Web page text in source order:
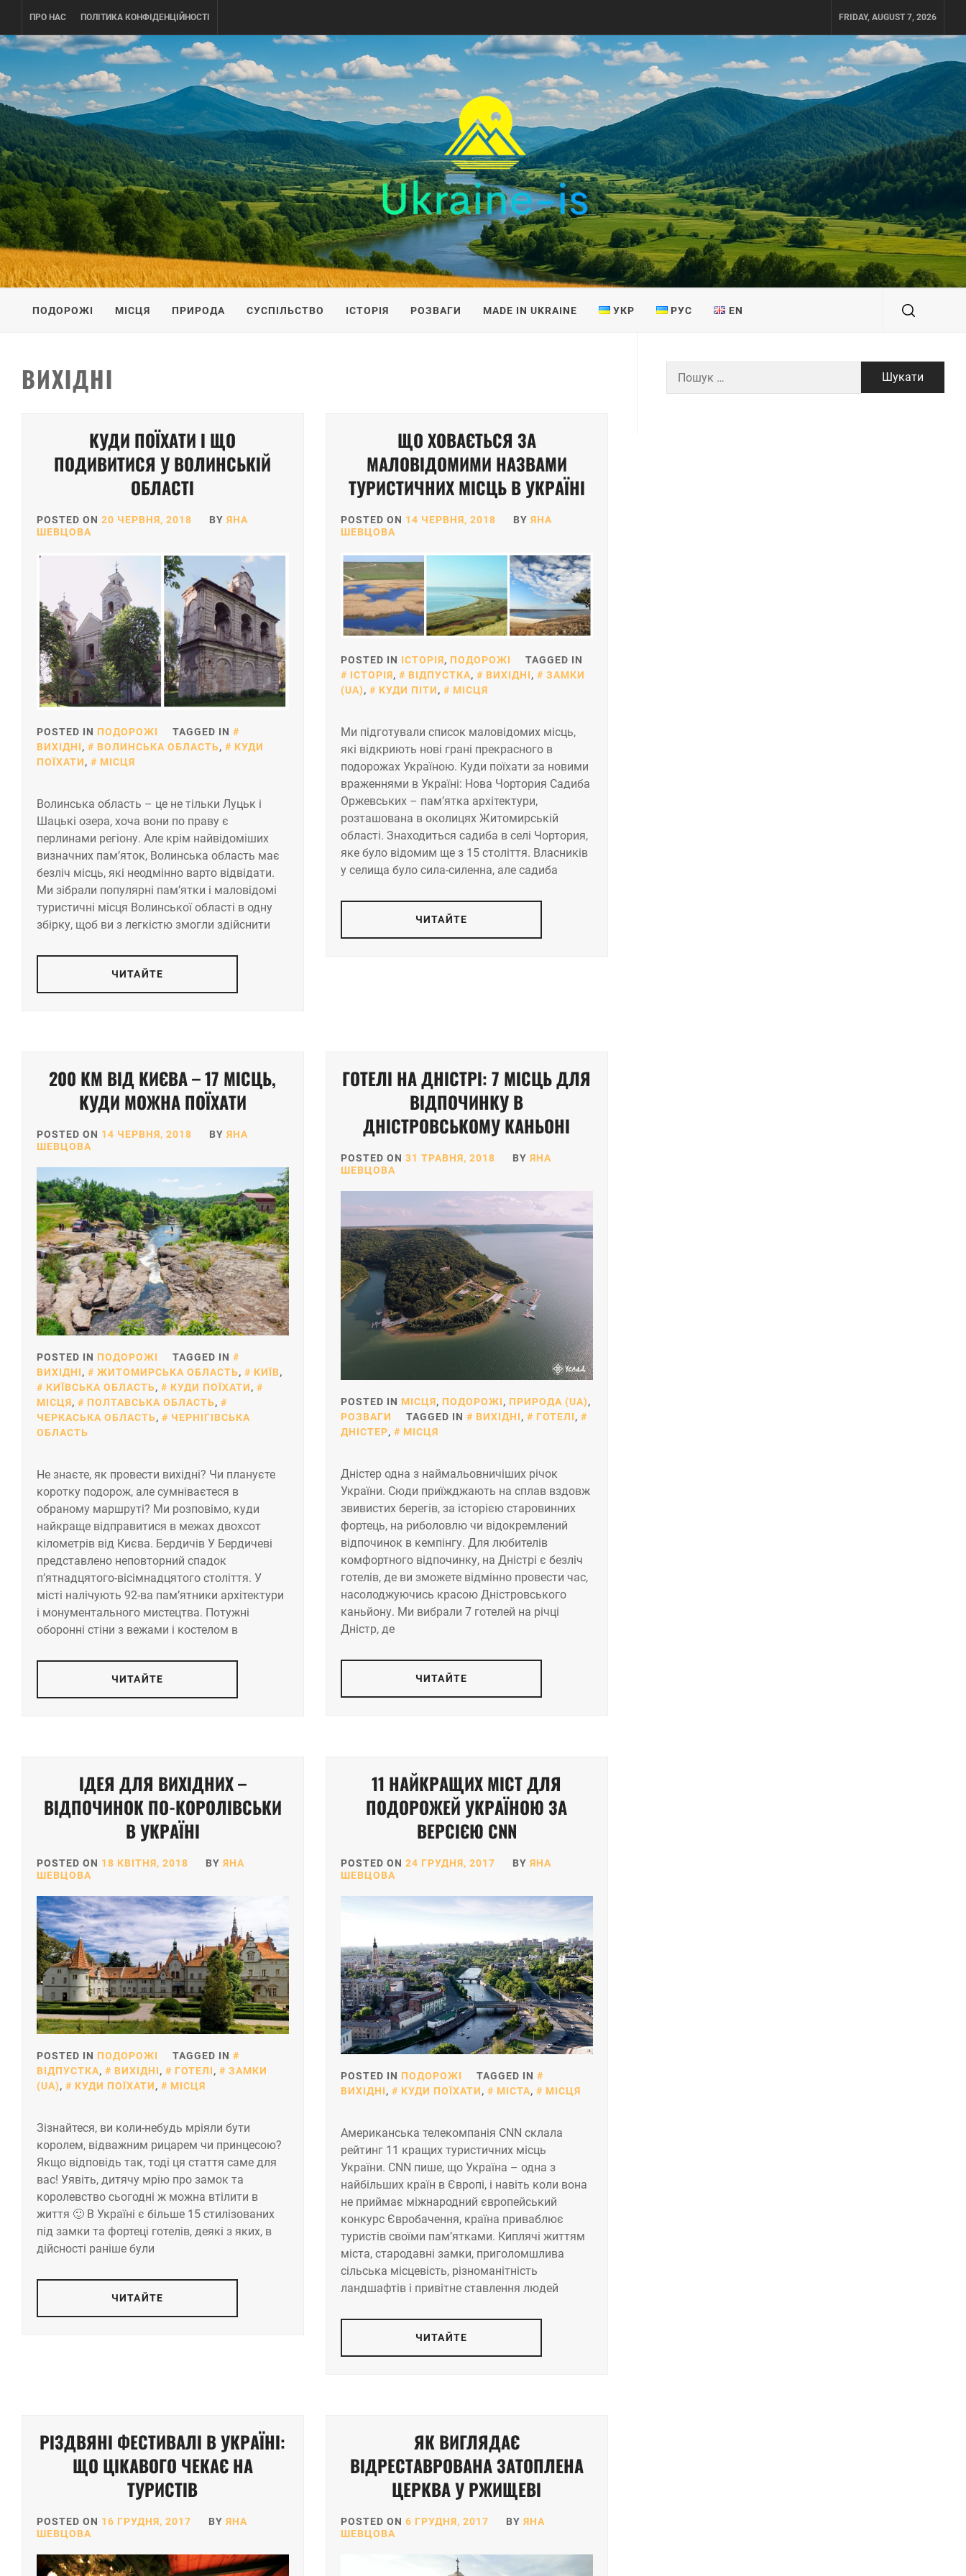
content
ПРО НАС ПОЛІТИКА КОНФІДЕНЦІЙНОСТІ FRIDAY, AUGUST 7, 2026
UKRAINE-IS
ПОДОРОЖI ПО УКРАЇНІ
ПОДОРОЖІ МІСЦЯ ПРИРОДА СУСПІЛЬСТВО ІСТОРІЯ РОЗВАГИ MADE IN UKRAINE УКР РУС EN
ВИХІДНІ
КУДИ ПОЇХАТИ І ЩО
ПОДИВИТИСЯ У ВОЛИНСЬКІЙ
ОБЛАСТІ
POSTED ON 20 ЧЕРВНЯ, 2018 BY ЯНА
ШЕВЦОВА
POSTED IN ПОДОРОЖІ
TAGGED IN
ВИХІДНІ, ВОЛИНСЬКА ОБЛАСТЬ,
КУДИ
ПОЇХАТИ, МІСЦЯ
Волинська область – це не тільки Луцьк і
Шацькі озера, хоча вони по праву є
перлинами регіону. Але крім найвідоміших
визначних пам’яток, Волинська область має
безліч місць, які неодмінно варто відвідати.
Ми зібрали популярні пам’ятки і маловідомі
туристичні місця Волинської області в одну
збірку, щоб ви з легкістю змогли здійснити
ЧИТАЙТЕ
ЩО ХОВАЄТЬСЯ ЗА
МАЛОВІДОМИМИ НАЗВАМИ
ТУРИСТИЧНИХ МІСЦЬ В УКРАЇНІ
POSTED ON 14 ЧЕРВНЯ, 2018 BY ЯНА
ШЕВЦОВА
POSTED IN ІСТОРІЯ, ПОДОРОЖІ
TAGGED IN
ІСТОРІЯ, ВІДПУСТКА, ВИХІДНІ,
ЗАМКИ
(UA), КУДИ ПІТИ, МІСЦЯ
Ми підготували список маловідомих місць,
які відкриють нові грані прекрасного в
подорожах Україною. Куди поїхати за новими
враженнями в Україні: Нова Чортория Садиба
Оржевських – пам’ятка архітектури,
розташована в околицях Житомирській
області. Знаходиться садиба в селі Чортория,
яке було відомим ще з 15 століття. Власників
у селища було сила-силенна, але садиба
ЧИТАЙТЕ
200 КМ ВІД КИЄВА – 17 МІСЦЬ,
КУДИ МОЖНА ПОЇХАТИ
POSTED ON 14 ЧЕРВНЯ, 2018 BY ЯНА
ШЕВЦОВА
POSTED IN ПОДОРОЖІ
TAGGED IN
ВИХІДНІ, ЖИТОМИРСЬКА ОБЛАСТЬ, КИЇВ,
КИЇВСЬКА ОБЛАСТЬ, КУДИ ПОЇХАТИ,
МІСЦЯ, ПОЛТАВСЬКА ОБЛАСТЬ,
ЧЕРКАСЬКА ОБЛАСТЬ,
ЧЕРНІГІВСЬКА
ОБЛАСТЬ
Не знаєте, як провести вихідні? Чи плануєте
коротку подорож, але сумніваєтеся в
обраному маршруті? Ми розповімо, куди
найкраще відправитися в межах двохсот
кілометрів від Києва. Бердичів У Бердичеві
представлено неповторний спадок
п’ятнадцятого-вісімнадцятого століття. У
місті налічують 92-ва пам’ятники архітектури
і монументального мистецтва. Потужні
оборонні стіни з вежами і костелом в
ЧИТАЙТЕ
ГОТЕЛІ НА ДНІСТРІ: 7 МІСЦЬ ДЛЯ
ВІДПОЧИНКУ В
ДНІСТРОВСЬКОМУ КАНЬОНІ
POSTED ON 31 ТРАВНЯ, 2018 BY ЯНА
ШЕВЦОВА
POSTED IN МІСЦЯ, ПОДОРОЖІ, ПРИРОДА (UA),
РОЗВАГИ
TAGGED IN ВИХІДНІ, ГОТЕЛІ,
ДНІСТЕР, МІСЦЯ
Дністер одна з наймальовничіших річок
України. Сюди приїжджають на сплав вздовж
звивистих берегів, за історією старовинних
фортець, на риболовлю чи відокремлений
відпочинок в кемпінгу. Для любителів
комфортного відпочинку, на Дністрі є безліч
готелів, де ви зможете відмінно провести час,
насолоджуючись красою Дністровського
каньйону. Ми вибрали 7 готелей на річці
Дністр, де
ЧИТАЙТЕ
ІДЕЯ ДЛЯ ВИХІДНИХ –
ВІДПОЧИНОК ПО-КОРОЛІВСЬКИ
В УКРАЇНІ
POSTED ON 18 КВІТНЯ, 2018 BY ЯНА
ШЕВЦОВА
POSTED IN ПОДОРОЖІ
TAGGED IN
ВІДПУСТКА, ВИХІДНІ, ГОТЕЛІ,
ЗАМКИ
(UA), КУДИ ПОЇХАТИ, МІСЦЯ
Зізнайтеся, ви коли-небудь мріяли бути
королем, відважним рицарем чи принцесою?
Якщо відповідь так, тоді ця стаття саме для
вас! Уявіть, дитячу мрію про замок та
королевство сьогодні ж можна втілити в
життя 🙂 В Україні є більше 15 стилізованих
під замки та фортеці готелів, деякі з яких, в
дійсності раніше були
ЧИТАЙТЕ
11 НАЙКРАЩИХ МІСТ ДЛЯ
ПОДОРОЖЕЙ УКРАЇНОЮ ЗА
ВЕРСІЄЮ CNN
POSTED ON 24 ГРУДНЯ, 2017 BY ЯНА
ШЕВЦОВА
POSTED IN ПОДОРОЖІ
TAGGED IN
ВИХІДНІ, КУДИ ПОЇХАТИ, МІСТА, МІСЦЯ
Американська телекомпанія CNN склала
рейтинг 11 кращих туристичних місць
України. CNN пише, що Україна – одна з
найбільших країн в Європі, і навіть коли вона
не приймає міжнародний європейський
конкурс Євробачення, країна приваблює
туристів своїми пам’ятками. Киплячі життям
міста, стародавні замки, приголомшлива
сільська місцевість, різноманітність
ландшафтів і привітне ставлення людей
ЧИТАЙТЕ
РІЗДВЯНІ ФЕСТИВАЛІ В УКРАЇНІ:
ЩО ЦІКАВОГО ЧЕКАЄ НА
ТУРИСТІВ
POSTED ON 16 ГРУДНЯ, 2017 BY ЯНА
ШЕВЦОВА
ЯК ВИГЛЯДАЄ
ВІДРЕСТАВРОВАНА ЗАТОПЛЕНА
ЦЕРКВА У РЖИЩЕВІ
POSTED ON 6 ГРУДНЯ, 2017 BY ЯНА
ШЕВЦОВА
pagination